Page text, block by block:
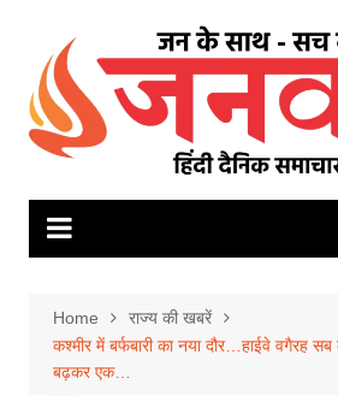
content
Home
राज्य की खबरें
कश्मीर में बर्फबारी का नया दौर…हाईवे वगैरह
बढ़कर एक…